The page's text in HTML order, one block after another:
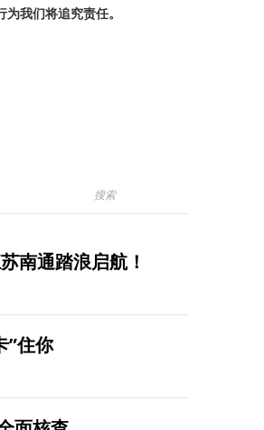
我们将追究责任。
南通踏浪启航！
”住你